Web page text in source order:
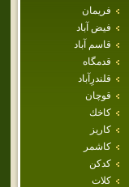
فريمان
فيض آباد
قاسم آباد
قدمگاه
قلندرِآباد
قوچان
كاخك
كاريز
كاشمر
كدكن
كلات